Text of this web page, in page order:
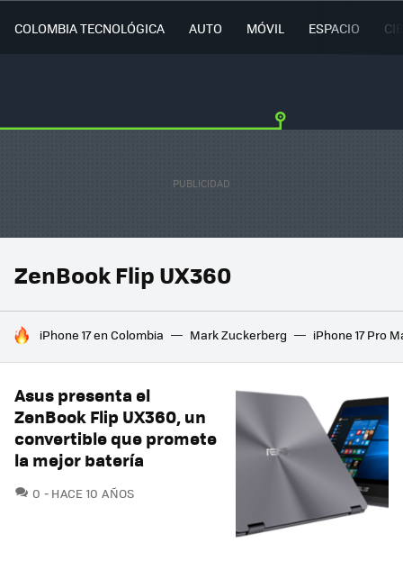
COLOMBIA TECNOLÓGICA AUTO MÓVIL ESPACIO
ZenBook Flip UX360
HOY SE HABLA DE
iPhone 17 en Colombia Mark Zuckerberg iPhone 17 Pro
Asus presenta el
ZenBook Flip UX360, un
convertible que promete
la mejor batería
0 COMENTARIOS
HACE 10 AÑOS